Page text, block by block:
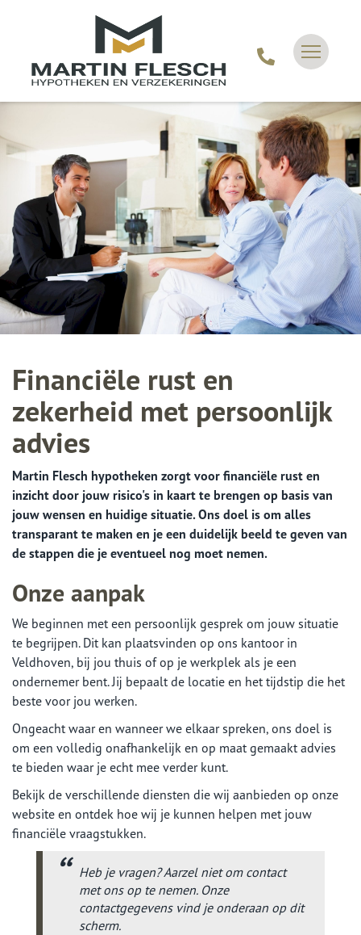
Financiële rust en
zekerheid met persoonlijk
advies
Martin Flesch hypotheken zorgt voor financiële rust en
inzicht door jouw risico's in kaart te brengen op basis van
jouw wensen en huidige situatie. Ons doel is om alles
transparant te maken en je een duidelijk beeld te geven van
de stappen die je eventueel nog moet nemen.
Onze aanpak
We beginnen met een persoonlijk gesprek om jouw situatie
te begrijpen. Dit kan plaatsvinden op ons kantoor in
Veldhoven, bij jou thuis of op je werkplek als je een
ondernemer bent. Jij bepaalt de locatie en het tijdstip die het
beste voor jou werken.
Ongeacht waar en wanneer we elkaar spreken, ons doel is
om een volledig onafhankelijk en op maat gemaakt advies
te bieden waar je echt mee verder kunt.
Bekijk de verschillende diensten die wij aanbieden op onze
website en ontdek hoe wij je kunnen helpen met jouw
financiële vraagstukken.
Heb je vragen? Aarzel niet om contact
met ons op te nemen. Onze
contactgegevens vind je onderaan op dit
scherm.